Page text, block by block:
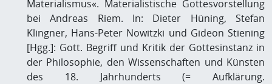
Materialismus«. Materialistische Gottesvorstellung
bei Andreas Riem. In: Dieter Hüning, Stefan
Klingner, Hans-Peter Nowitzki und Gideon Stiening
[Hgg.]: Gott. Begriff und Kritik der Gottesinstanz in
der Philosophie, den Wissenschaften und Künsten
des 18. Jahrhunderts (= Aufklärung.